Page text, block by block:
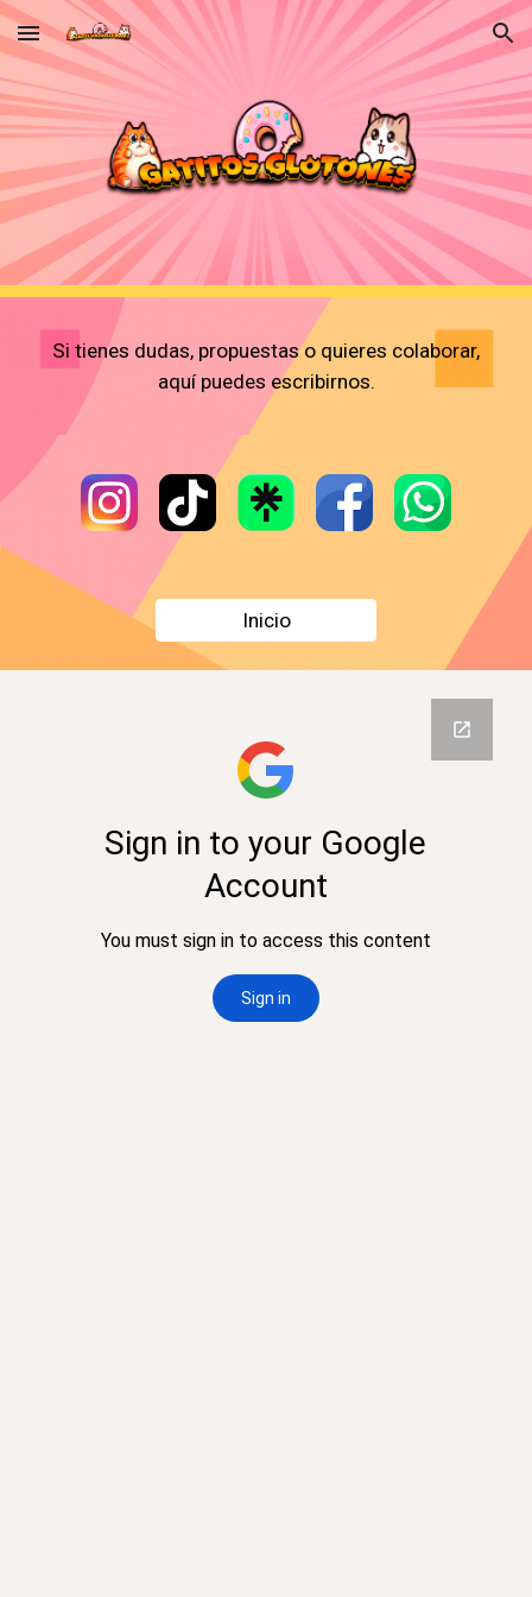
Skip to main content Skip to navigation
Si tienes dudas, propuestas o quieres colaborar,
aquí puedes escribirnos.
Inicio